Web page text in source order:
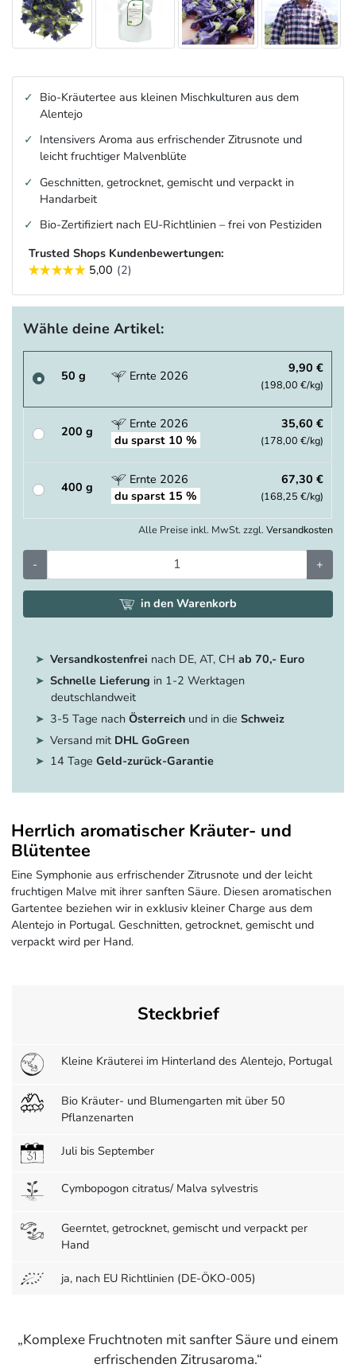
Bio-Kräutertee aus kleinen Mischkulturen aus dem
Alentejo
Intensivers Aroma aus erfrischender Zitrusnote und
leicht fruchtiger Malvenblüte
Geschnitten, getrocknet, gemischt und verpackt in
Handarbeit
Bio-Zertifiziert nach EU-Richtlinien – frei von Pestiziden
Trusted Shops Kundenbewertungen:
Wähle deine Artikel:
50 g Ernte 2026 9,90 €
(198,00 €/kg)
200 g
Ernte 2026
du sparst 10 %
35,60 €
(178,00 €/kg)
400 g
Ernte 2026
du sparst 15 %
67,30 €
(168,25 €/kg)
Alle Preise inkl. MwSt. zzgl. Versandkosten
- +
in den Warenkorb
Versandkostenfrei nach DE, AT, CH ab 70,- Euro
Schnelle Lieferung in 1-2 Werktagen
deutschlandweit
3-5 Tage nach Österreichund in die Schweiz
Versand mit DHL GoGreen
14 Tage Geld-zurück-Garantie
Herrlich aromatischer Kräuter- und
Blütentee
Eine Symphonie aus erfrischender Zitrusnote und der leicht
fruchtigen Malve mit ihrer sanften Säure. Diesen aromatischen
Gartentee beziehen wir in exklusiv kleiner Charge aus dem
Alentejo in Portugal. Geschnitten, getrocknet, gemischt und
verpackt wird per Hand.
Steckbrief
Kleine Kräuterei im Hinterland des Alentejo, Portugal
Bio Kräuter- und Blumengarten mit über 50
Pflanzenarten
Juli bis September
Cymbopogon citratus/ Malva sylvestris
Geerntet, getrocknet, gemischt und verpackt per
Hand
ja, nach EU Richtlinien (DE-ÖKO-005)
Komplexe Fruchtnoten mit sanfter Säure und einem
erfrischenden Zitrusaroma.